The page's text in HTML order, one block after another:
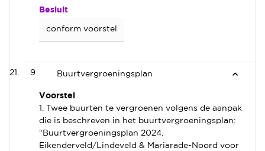
Besluit
conform voorstel
9 Buurtvergroeningsplan
Voorstel
1. Twee buurten te vergroenen volgens de aanpak
die is beschreven in het buurtvergroeningsplan:
“Buurtvergroeningsplan 2024.
Eikenderveld/Lindeveld & Mariarade-Noord voor